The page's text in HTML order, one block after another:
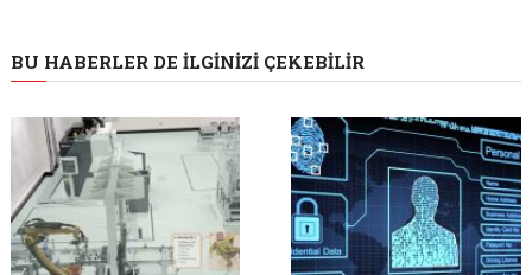
BU HABERLER DE İLGINIZI ÇEKEBILIR